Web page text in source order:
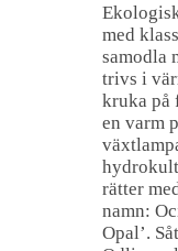
med
samodla
trivs i
kruka på
en varm
rätter
namn:
Opal’.